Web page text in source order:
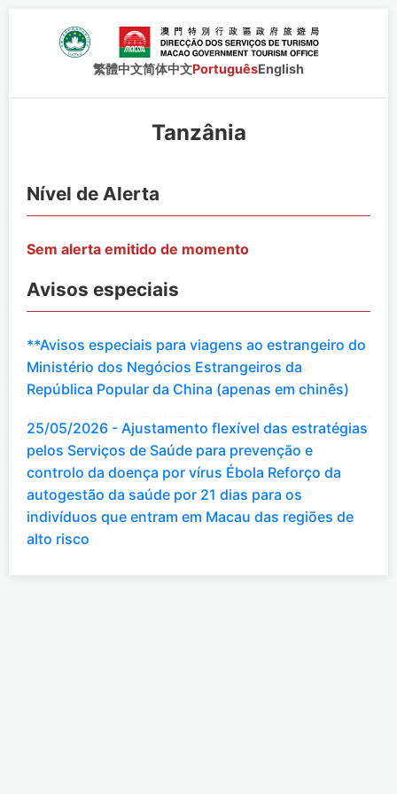
繁體中文简体中文PortuguêsEnglish
Tanzânia
Nível de Alerta
Sem alerta emitido de momento
Avisos especiais
**Avisos especiais para viagens ao estrangeiro do
Ministério dos Negócios Estrangeiros da
República Popular da China (apenas em chinês)
25/05/2026 - Ajustamento flexível das estratégias
pelos Serviços de Saúde para prevenção e
controlo da doença por vírus Ébola Reforço da
autogestão da saúde por 21 dias para os
indivíduos que entram em Macau das regiões de
alto risco